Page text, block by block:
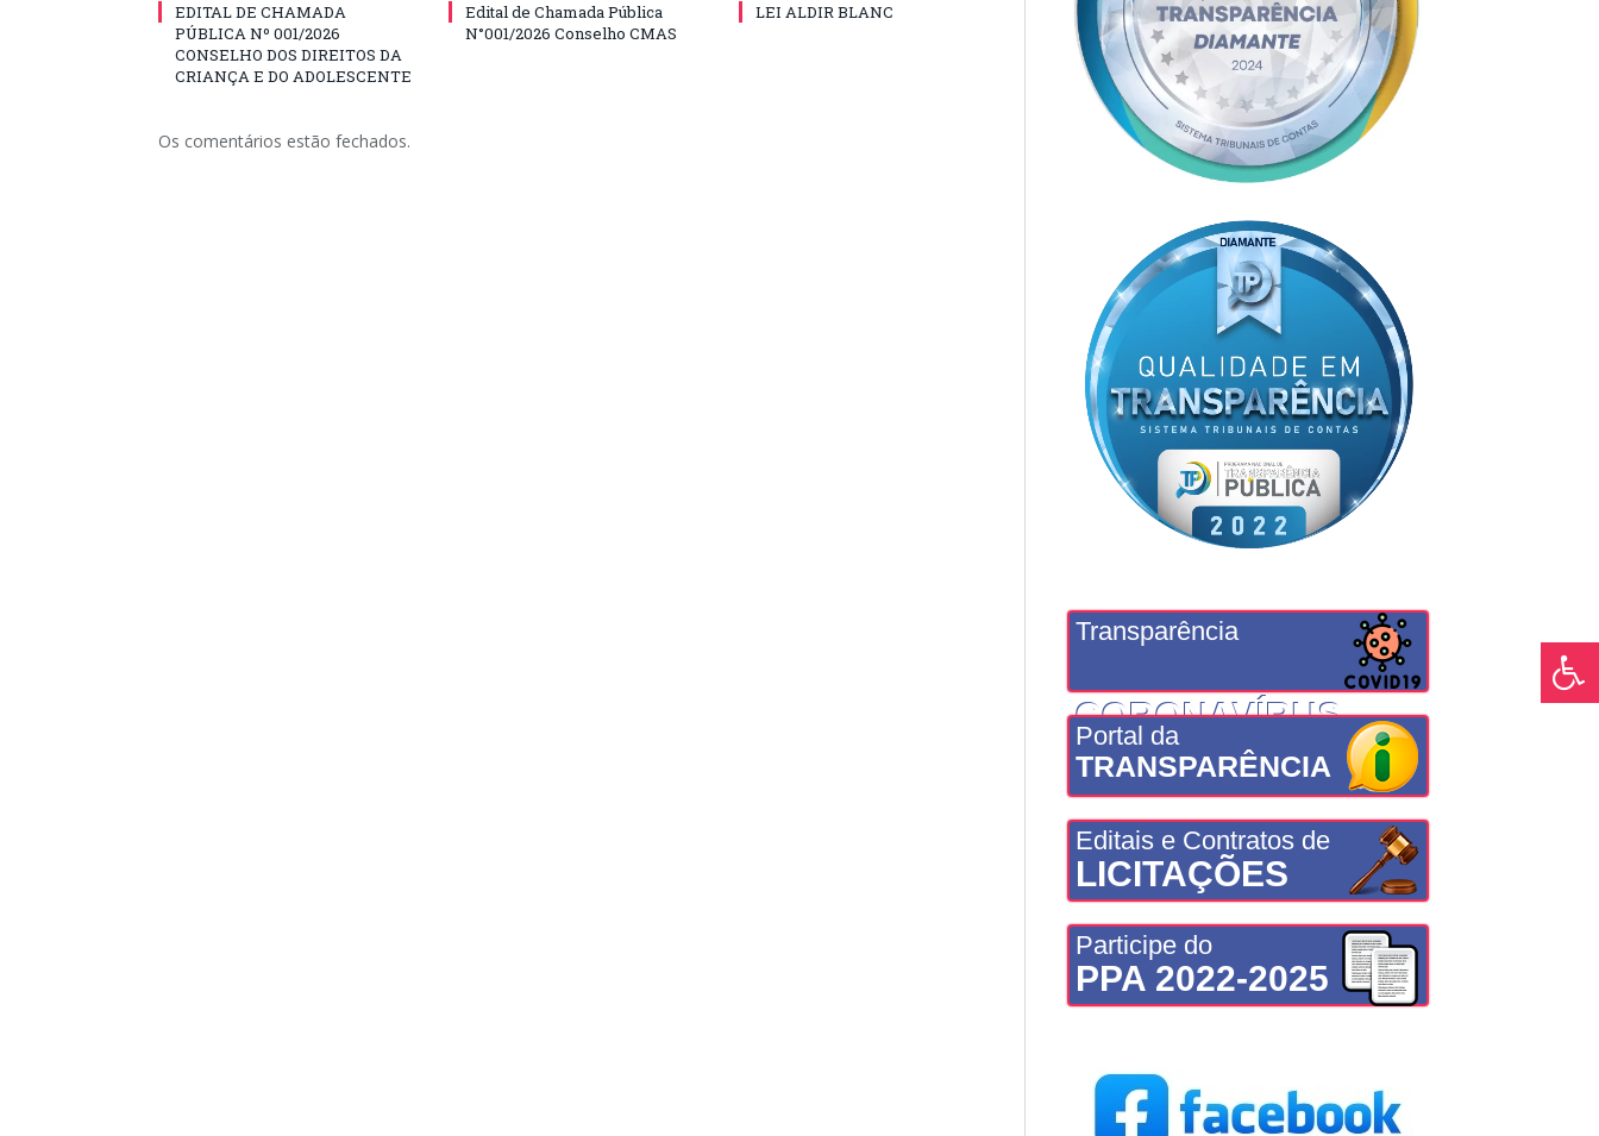
EDITAL DE CHAMADA
PÚBLICA Nº 001/2026
CONSELHO DOS DIREITOS DA
CRIANÇA E DO ADOLESCENTE
Edital de Chamada Pública
N°001/2026 Conselho CMAS
LEI ALDIR BLANC
Os comentários estão fechados.
Transparência
CORONAVÍRUS
Portal da
TRANSPARÊNCIA
Editais e Contratos de
LICITAÇÕES
Participe do
PPA 2022-2025